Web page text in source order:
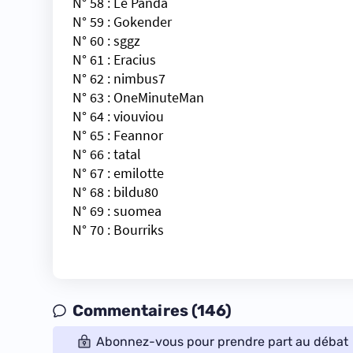
N° 59 : Gokender
N° 60 :sggz
N° 61 : Eracius
N° 62 : nimbus7
N° 63 : OneMinuteMan
N° 64 :viouviou
N° 65 : Feannor
N° 66 :tatal
N° 67 :emilotte
N° 68 : bildu80
N° 69 :suomea
N° 70 : Bourriks
Commentaires (146)
Abonnez-vous pour prendre part au débat